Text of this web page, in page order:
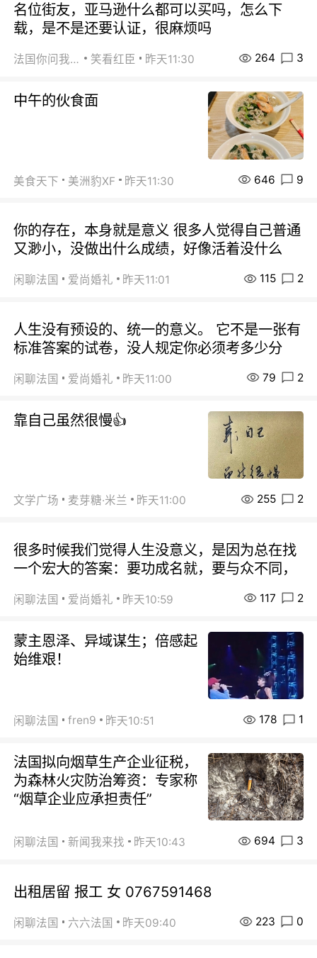
名位街友，亚马逊什么都可以买吗，怎么下
载，是不是还要认证，很麻烦吗
法国你问我答 笑看红臣 昨天11:30 264 3
中午的伙食面
美食天下 美洲豹XF 昨天11:30 646 9
你的存在，本身就是意义 很多人觉得自己普通
又渺小，没做出什么成绩，好像活着没什么
闲聊法国 爱尚婚礼 昨天11:01 115 2
人生没有预设的、统一的意义。 它不是一张有
标准答案的试卷，没人规定你必须考多少分
闲聊法国 爱尚婚礼 昨天11:00 79 2
靠自己虽然很慢👍
文学广场 麦芽糖·米兰 昨天11:00 255 2
很多时候我们觉得人生没意义，是因为总在找
一个宏大的答案：要功成名就，要与众不同，
闲聊法国 爱尚婚礼 昨天10:59 117 2
蒙主恩泽、异域谋生；倍感起
始维艰！
闲聊法国 fren9 昨天10:51 178 1
法国拟向烟草生产企业征税，
为森林火灾防治筹资：专家称
“烟草企业应承担责任”
闲聊法国 新闻我来找 昨天10:43 694 3
出租居留 报工 女 0767591468
闲聊法国 六六法国 昨天09:40 223 0